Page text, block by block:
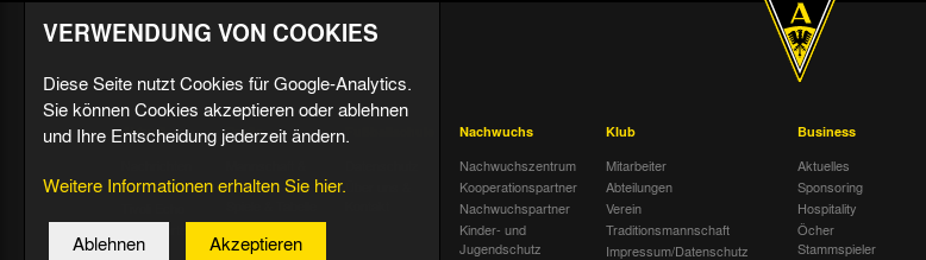
Aktuell
Termine
Deal
Profis
Trainer
Statistik
Trainingsplan
Nachwuchs
Nachwuchszentrum
Kooperationspartner
Nachwuchspartner
Kinder- und
Jugendschutz
Klub
Mitarbeiter
Abteilungen
Verein
Traditionsmannschaft
Impressum/Datenschutz
Business
Aktuelles
Sponsoring
Hospitality
Öcher
Stammspieler
VERWENDUNG VON COOKIES
Diese Seite nutzt Cookies für Google-Analytics.
Sie können Cookies akzeptieren oder ablehnen
und Ihre Entscheidung jederzeit ändern.
Weitere Informationen erhalten Sie hier.
Ablehnen Akzeptieren